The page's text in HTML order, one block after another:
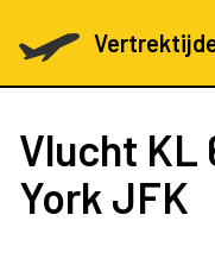
Vlucht KL
York JFK